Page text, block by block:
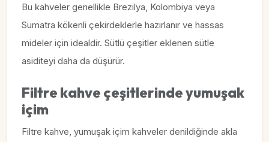
Bu kahveler genellikle Brezilya, Kolombiya veya
Sumatra kökenli çekirdeklerle hazırlanır ve hassas
mideler için idealdir. Sütlü çeşitler eklenen sütle
asiditeyi daha da düşürür.
Filtre kahve çeşitlerinde yumuşak
içim
Filtre kahve, yumuşak içim kahveler denildiğinde akla